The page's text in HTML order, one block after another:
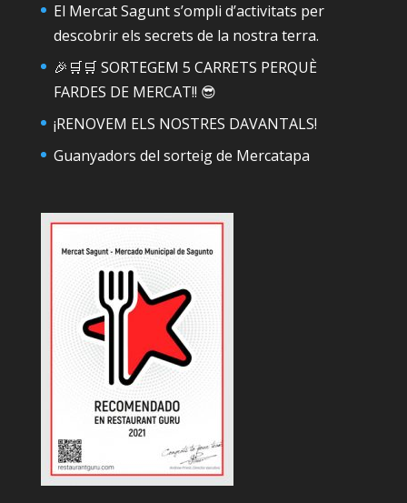
El Mercat Sagunt s’ompli d’activitats per
descobrir els secrets de la nostra terra.
🎉🛒🛒 SORTEGEM 5 CARRETS PERQUÈ
FARDES DE MERCAT!! 😎
¡RENOVEM ELS NOSTRES DAVANTALS!
Guanyadors del sorteig de Mercatapa